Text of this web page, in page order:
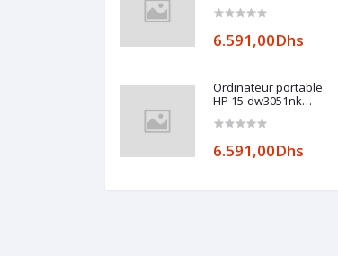
6.591,00Dhs
Ordinateur portable
HP 15-dw3051nk
6.591,00Dhs